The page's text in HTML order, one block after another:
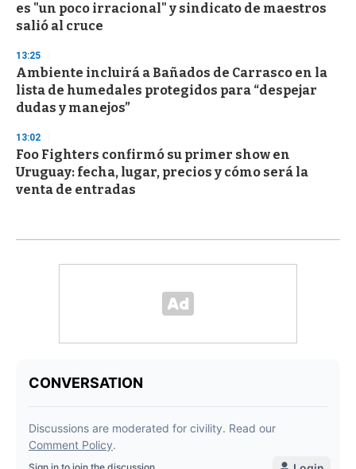
es "un poco irracional" y sindicato de maestros
salió al cruce
13:25
Ambiente incluirá a Bañados de Carrasco en la
lista de humedales protegidos para “despejar
dudas y manejos”
13:02
Foo Fighters confirmó su primer show en
Uruguay: fecha, lugar, precios y cómo será la
venta de entradas